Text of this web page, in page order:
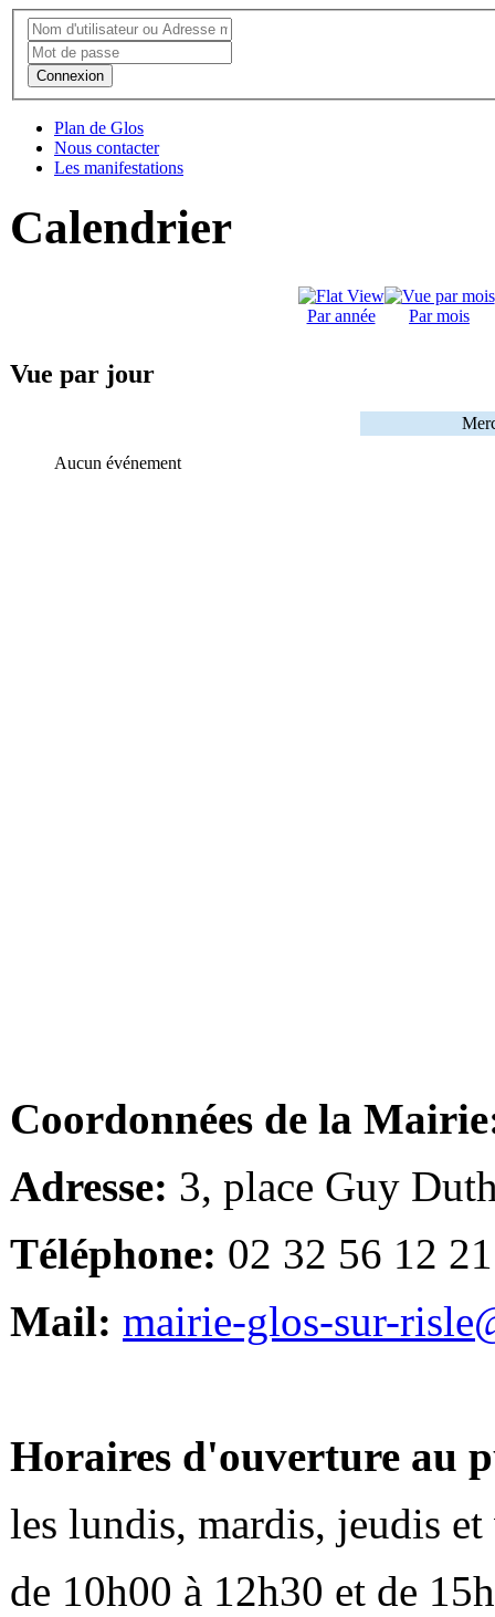
Connexion
Plan de Glos
Nous contacter
Les manifestations
Calendrier
Par année Par mois
Vue par jour
Aucun événement
Coordonnées de la
Adresse: 3, place Guy
Téléphone: 02 32 56 12 21
Mail: mairie-glos-sur-
Horaires d'ouverture au
les lundis, mardis, jeudis et
de 10h00 à 12h30 et de